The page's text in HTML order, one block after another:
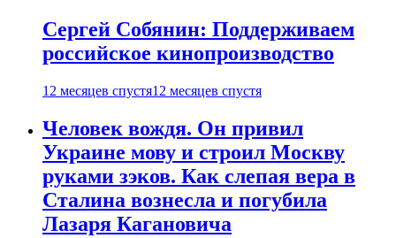
Сергей Собянин: Поддерживаем
российское кинопроизводство
12 месяцев спустя12 месяцев спустя
Человек вождя. Он привил
Украине мову и строил Москву
руками зэков. Как слепая вера в
Сталина вознесла и погубила
Лазаря Кагановича